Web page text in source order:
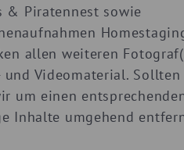
& Piratennest sowie
allen weiteren
Videomaterial. Sollten
um einen
Inhalte umgehend